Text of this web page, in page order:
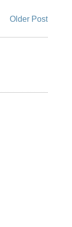
Older Post